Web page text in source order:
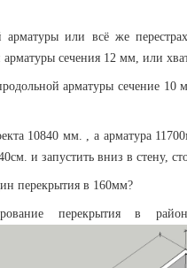
арматуры или всё же
арматуры сечения 12 мм, или
арматуры сечение 10
10840 мм. , а арматура
и запустить вниз в стену,
перекрытия в 160мм?
перекрытия в